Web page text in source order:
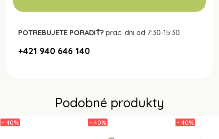
POTREBUJETE PORADIŤ? prac. dni od 7:30-15:30
+421 940 646 140
Podobné produkty
- 40% - 40% - 40%